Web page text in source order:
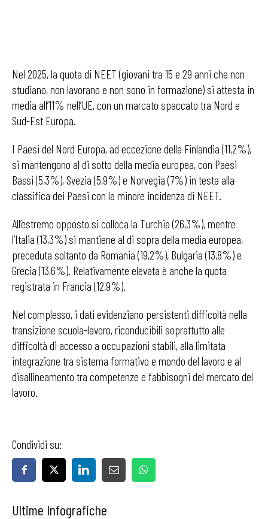
Nel 2025, la quota di NEET (giovani tra 15 e 29 anni che non
studiano, non lavorano e non sono in formazione) si attesta in
media all’11% nell’UE, con un marcato spaccato tra Nord e
Sud-Est Europa.
I Paesi del Nord Europa, ad eccezione della Finlandia (11,2%),
si mantengono al di sotto della media europea, con Paesi
Bassi (5,3%), Svezia (5,9%) e Norvegia (7%) in testa alla
classifica dei Paesi con la minore incidenza di NEET.
All’estremo opposto si colloca la Turchia (26,3%), mentre
l’Italia (13,3%) si mantiene al di sopra della media europea,
preceduta soltanto da Romania (19,2%), Bulgaria (13,8%) e
Grecia (13,6%). Relativamente elevata è anche la quota
registrata in Francia (12,9%).
Nel complesso, i dati evidenziano persistenti difficoltà nella
transizione scuola-lavoro, riconducibili soprattutto alle
difficoltà di accesso a occupazioni stabili, alla limitata
integrazione tra sistema formativo e mondo del lavoro e al
disallineamento tra competenze e fabbisogni del mercato del
lavoro.
Condividi su:
Ultime Infografiche